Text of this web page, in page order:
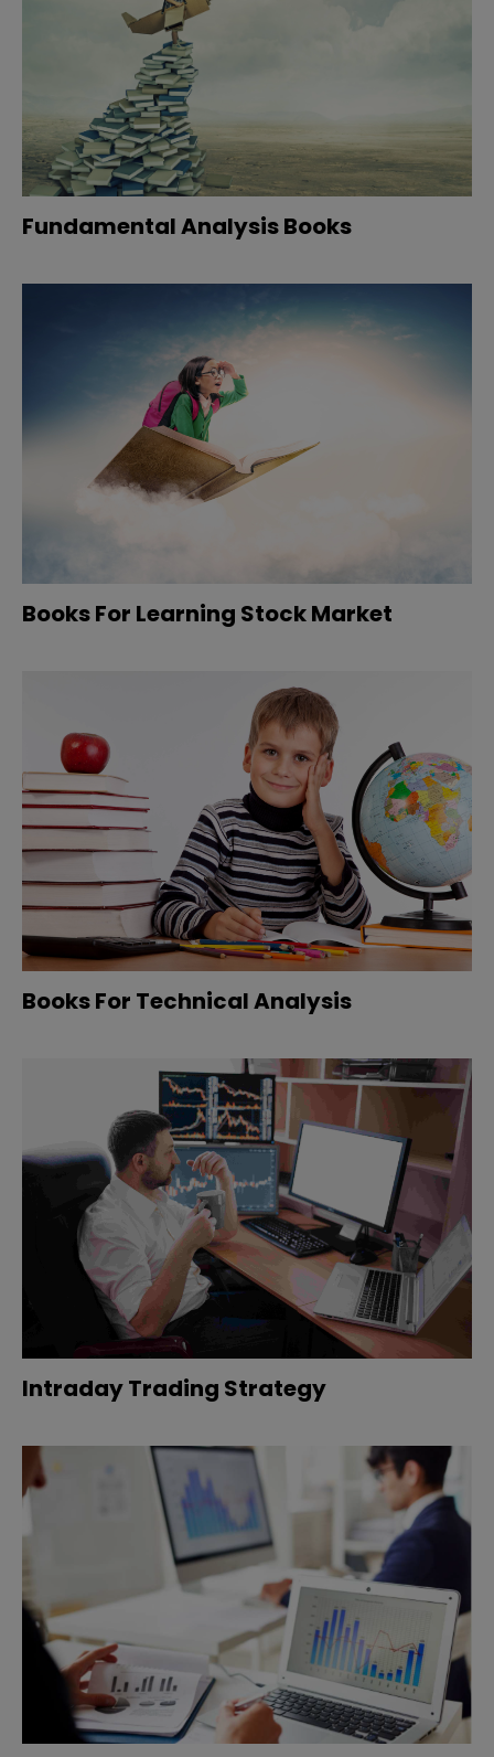
Fundamental Analysis Books
Books For Learning Stock Market
Books For Technical Analysis
Intraday Trading Strategy